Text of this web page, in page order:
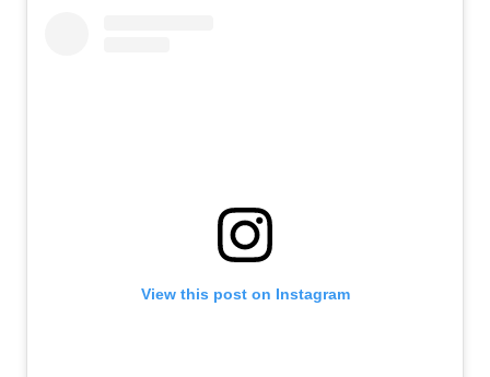
View this post on Instagram